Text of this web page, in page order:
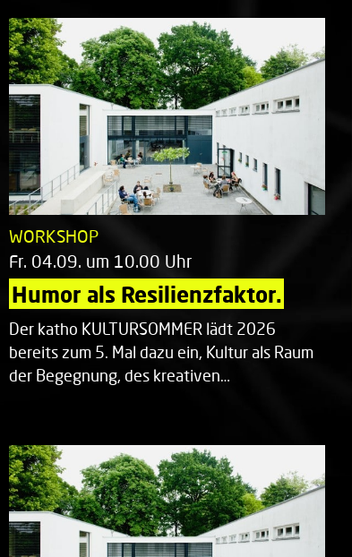
WORKSHOP
Fr. 04.09. um 10.00 Uhr
Humor als Resilienzfaktor.
Der katho KULTURSOMMER lädt 2026
bereits zum 5. Mal dazu ein, Kultur als Raum
der Begegnung, des kreativen…